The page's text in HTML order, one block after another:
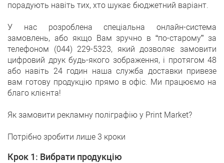
порадують навіть тих, хто шукає бюджетний варіант.
У нас розроблена спеціальна онлайн-система
замовлень, або якщо Вам зручно в “по-старому” за
телефоном (044) 229-5323, який дозволяє замовити
цифровий друк будь-якого зображення, і протягом 48
або навіть 24 годин наша служба доставки привезе
вам готову продукцію прямо в офіс. Ми працюємо на
благо клієнта!
Як замовити рекламну поліграфію у Print Market?
Потрібно зробити лише 3 кроки
Крок 1: Вибрати продукцію